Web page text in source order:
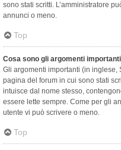
sono stati scritti. L’amministratore
annunci o meno.
Top
Cosa sono gli argomenti
Gli argomenti importanti (in inglese,
pagina del forum in cui sono stati
intuisce dal nome stesso,
essere lette sempre. Come per gli
utente vi può scrivere o meno.
Top